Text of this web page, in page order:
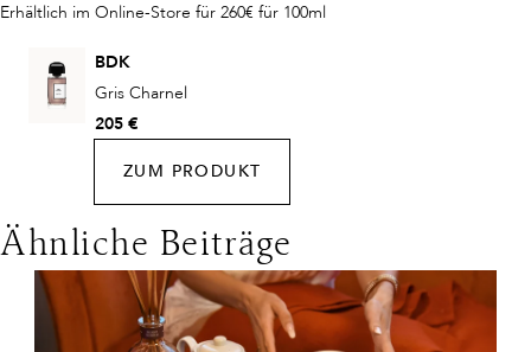
Erhältlich im Online-Store für 260€ für 100ml
BDK
Gris Charnel
205 €
ZUM PRODUKT
Ähnliche Beiträge